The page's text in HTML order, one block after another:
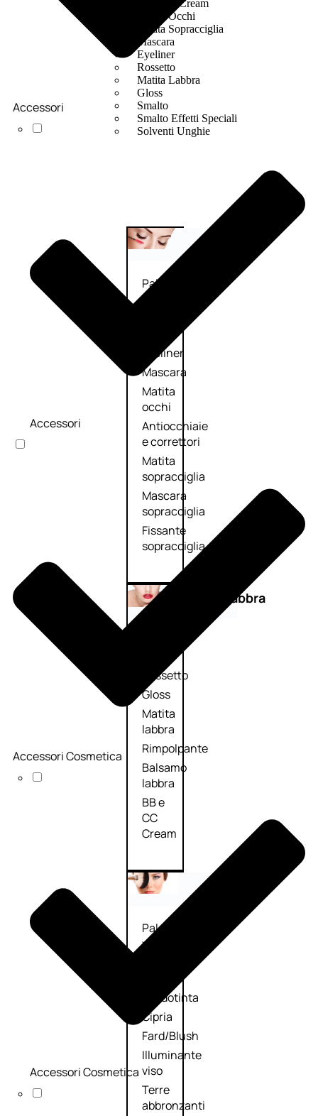
Bb E Cc Cream
Matita Occhi
Matita Sopracciglia
Mascara
Eyeliner
Rossetto
Matita Labbra
Gloss
Smalto
Smalto Effetti Speciali
Solventi Unghie
Palette
occhi
Eyeliner
Mascara
Matita
occhi
Antiocchiaie
e correttori
Matita
sopracciglia
Mascara
sopracciglia
Fissante
sopracciglia
Labbra
Rossetto
Gloss
Matita
labbra
Rimpolpante
Balsamo
labbra
BB e
CC
Cream
Palette
viso
Fondotinta
Cipria
Fard/Blush
Illuminante
viso
Terre
abbronzanti
Accessori
Accessori
Accessori Cosmetica
Accessori Cosmetica